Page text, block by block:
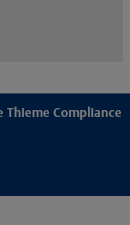
Thieme Compliance